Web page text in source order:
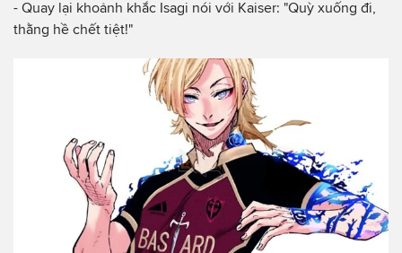
- Quay lại khoảnh khắc Isagi nói với Kaiser: "Quỳ xuống đi,
thằng hề chết tiệt!"